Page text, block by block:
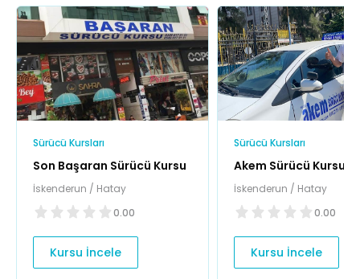
Sürücü Kursları
Son Başaran Sürücü Kursu
İskenderun / Hatay
0.00
Kursu İncele
Sürücü Kursları
Akem Sürücü Kursu
İskenderun / Hatay
0.00
Kursu İncele